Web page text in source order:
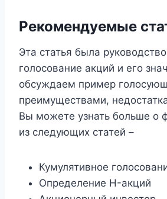
Рекомендуемые
Эта статья была
голосование акций и его
обсуждаем пример
преимуществами,
Вы можете узнать больше о
из следующих статей –
Кумулятивное
Определение H-акций